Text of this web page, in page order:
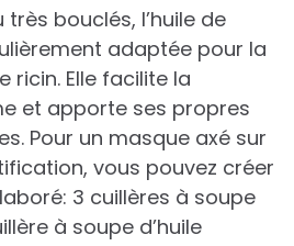
bouclés, l’huile de
adaptée pour la
ricin. Elle facilite la
et apporte ses propres
Pour un masque axé sur
vous pouvez créer
3 cuillères à soupe
à soupe d’huile